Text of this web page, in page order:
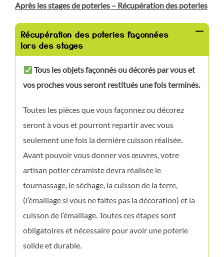
Après les stages de poteries – Récupération des poteries
Récupération des poteries façonnées
lors des stages
Tous les objets façonnés ou décorés par vous et
vos proches vous seront restitués une fois terminés.
Toutes les pièces que vous façonnez ou décorez
seront à vous et pourront repartir avec vous
seulement une fois la dernière cuisson réalisée.
Avant pouvoir vous donner vos œuvres, votre
artisan potier céramiste devra réalisée le
tournassage, le séchage, la cuisson de la terre,
(l’émaillage si vous ne faites pas la décoration) et la
cuisson de l’émaillage. Toutes ces étapes sont
obligatoires et nécessaire pour avoir une poterie
solide et durable.